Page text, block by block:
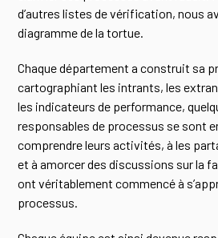
d’autres listes de vérification, nous
diagramme de la tortue.
Chaque département a construit sa
cartographiant les intrants, les
les indicateurs de performance,
responsables de processus se sont
comprendre leurs activités, à les
et à amorcer des discussions sur la
ont véritablement commencé à
processus.